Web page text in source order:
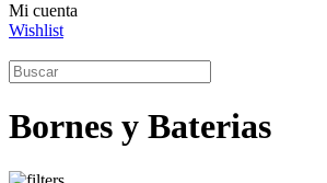
Mi cuenta
Wishlist
Bornes y Baterias